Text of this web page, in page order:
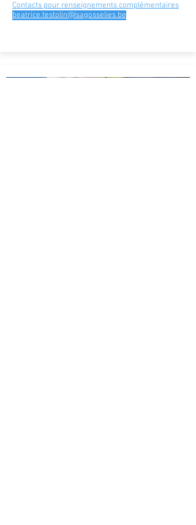
Contacts pour renseignements complémentaires
beatrice.testolin@Isagosselies.be